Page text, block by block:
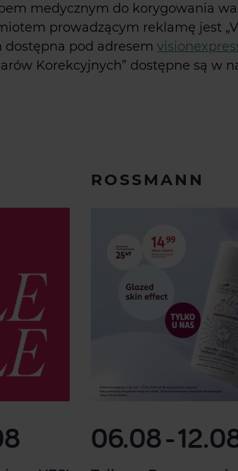
medycznym do korygowania
prowadzącym reklamę jest
pod adresem
Korekcyjnych” dostępne są w
ROSSMANN
06.08-